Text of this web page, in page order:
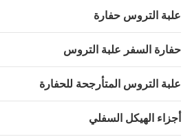
التروس حفارة
السفر علبة التروس
التروس المتأرجحة للحفارة
الهيكل السفلي